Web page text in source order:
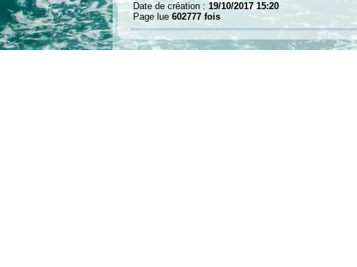
Date de création : 19/10/2017 15:20
Page lue 602777 fois